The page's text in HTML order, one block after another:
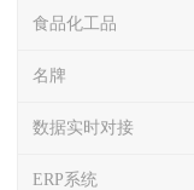
食品化工品
名牌
数据实时对接
ERP系统